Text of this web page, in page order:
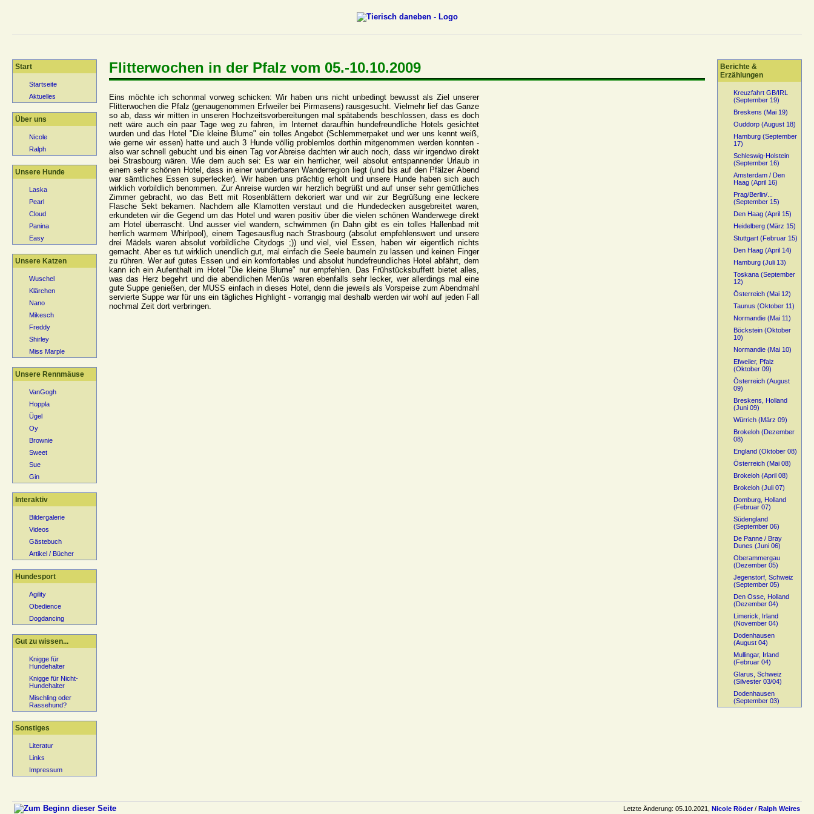
Start
Startseite
Aktuelles
Über uns
Nicole
Ralph
Unsere Hunde
Laska
Pearl
Cloud
Panina
Easy
Unsere Katzen
Wuschel
Klärchen
Nano
Mikesch
Freddy
Shirley
Miss Marple
Unsere Rennmäuse
VanGogh
Hoppla
Ügel
Oy
Brownie
Sweet
Sue
Gin
Interaktiv
Bildergalerie
Videos
Gästebuch
Artikel / Bücher
Hundesport
Agility
Obedience
Dogdancing
Gut zu wissen...
Knigge für
Hundehalter
Knigge für Nicht-
Hundehalter
Mischling oder
Rassehund?
Sonstiges
Literatur
Links
Impressum
Flitterwochen in der Pfalz vom 05.-10.10.2009
Eins möchte ich schonmal vorweg schicken: Wir haben uns nicht unbedingt bewusst als Ziel unserer
Flitterwochen die Pfalz (genaugenommen Erfweiler bei Pirmasens) rausgesucht. Vielmehr lief das Ganze
so ab, dass wir mitten in unseren Hochzeitsvorbereitungen mal spätabends beschlossen, dass es doch
nett wäre auch ein paar Tage weg zu fahren, im Internet daraufhin hundefreundliche Hotels gesichtet
wurden und das Hotel "Die kleine Blume" ein tolles Angebot (Schlemmerpaket und wer uns kennt weiß,
wie gerne wir essen) hatte und auch 3 Hunde völlig problemlos dorthin mitgenommen werden konnten -
also war schnell gebucht und bis einen Tag vor Abreise dachten wir auch noch, dass wir irgendwo direkt
bei Strasbourg wären. Wie dem auch sei: Es war ein herrlicher, weil absolut entspannender Urlaub in
einem sehr schönen Hotel, dass in einer wunderbaren Wanderregion liegt (und bis auf den Pfälzer Abend
war sämtliches Essen superlecker). Wir haben uns prächtig erholt und unsere Hunde haben sich auch
wirklich vorbildlich benommen. Zur Anreise wurden wir herzlich begrüßt und auf unser sehr gemütliches
Zimmer gebracht, wo das Bett mit Rosenblättern dekoriert war und wir zur Begrüßung eine leckere
Flasche Sekt bekamen. Nachdem alle Klamotten verstaut und die Hundedecken ausgebreitet waren,
erkundeten wir die Gegend um das Hotel und waren positiv über die vielen schönen Wanderwege direkt
am Hotel überrascht. Und ausser viel wandern, schwimmen (in Dahn gibt es ein tolles Hallenbad mit
herrlich warmem Whirlpool), einem Tagesausflug nach Strasbourg (absolut empfehlenswert und unsere
drei Mädels waren absolut vorbildliche Citydogs ;)) und viel, viel Essen, haben wir eigentlich nichts
gemacht. Aber es tut wirklich unendlich gut, mal einfach die Seele baumeln zu lassen und keinen Finger
zu rühren. Wer auf gutes Essen und ein komfortables und absolut hundefreundliches Hotel abfährt, dem
kann ich ein Aufenthalt im Hotel "Die kleine Blume" nur empfehlen. Das Frühstücksbuffett bietet alles,
was das Herz begehrt und die abendlichen Menüs waren ebenfalls sehr lecker, wer allerdings mal eine
gute Suppe genießen, der MUSS einfach in dieses Hotel, denn die jeweils als Vorspeise zum Abendmahl
servierte Suppe war für uns ein tägliches Highlight - vorrangig mal deshalb werden wir wohl auf jeden Fall
nochmal Zeit dort verbringen.
Berichte &
Erzählungen
Kreuzfahrt GB/IRL
(September 19)
Breskens (Mai 19)
Ouddorp (August 18)
Hamburg (September
17)
Schleswig-Holstein
(September 16)
Amsterdam / Den
Haag (April 16)
Prag/Berlin/...
(September 15)
Den Haag (April 15)
Heidelberg (März 15)
Stuttgart (Februar 15)
Den Haag (April 14)
Hamburg (Juli 13)
Toskana (September
12)
Österreich (Mai 12)
Taunus (Oktober 11)
Normandie (Mai 11)
Böckstein (Oktober
10)
Normandie (Mai 10)
Efweiler, Pfalz
(Oktober 09)
Österreich (August
09)
Breskens, Holland
(Juni 09)
Würrich (März 09)
Brokeloh (Dezember
08)
England (Oktober 08)
Österreich (Mai 08)
Brokeloh (April 08)
Brokeloh (Juli 07)
Domburg, Holland
(Februar 07)
Südengland
(September 06)
De Panne / Bray
Dunes (Juni 06)
Oberammergau
(Dezember 05)
Jegenstorf, Schweiz
(September 05)
Den Osse, Holland
(Dezember 04)
Limerick, Irland
(November 04)
Dodenhausen
(August 04)
Mullingar, Irland
(Februar 04)
Glarus, Schweiz
(Silvester 03/04)
Dodenhausen
(September 03)
Letzte Änderung: 05.10.2021, Nicole Röder/ Ralph Weires